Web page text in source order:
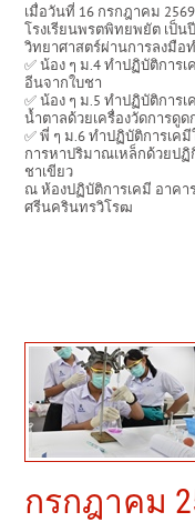
เมื่อวันที่ 16 กรกฎาคม
โรงเรียนพรตพิทยพยัต เป็
วิทยาศาสตร์ผ่านการลงมือ
✅ น้อง ๆ ม.4 ทำปฏิบัติการ
อีนจากใบชา
✅ น้อง ๆ ม.5 ทำปฏิบัติการ
น้ำตาลด้วยเครื่องวัดการดู
✅ พี่ ๆ ม.6 ทำปฏิบัติการเค
การหาปริมาณเหล็กด้วยปฏิ
ชาเขียว
ณ ห้องปฏิบัติการเคมี อาค
ศรีนครินทรวิโรฒ
กรกฎาคม